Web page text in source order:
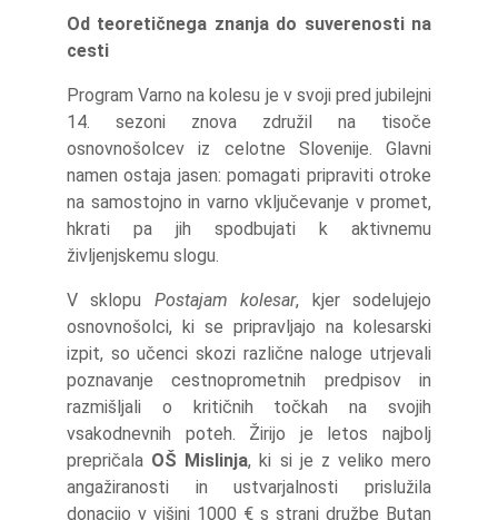
Od teoretičnega znanja do suverenosti na
cesti
Program Varno na kolesu je v svoji pred jubilejni
14. sezoni znova združil na tisoče
osnovnošolcev iz celotne Slovenije. Glavni
namen ostaja jasen: pomagati pripraviti otroke
na samostojno in varno vključevanje v promet,
hkrati pa jih spodbujati k aktivnemu
življenjskemu slogu.
V sklopu Postajam kolesar, kjer sodelujejo
osnovnošolci, ki se pripravljajo na kolesarski
izpit, so učenci skozi različne naloge utrjevali
poznavanje cestnoprometnih predpisov in
razmišljali o kritičnih točkah na svojih
vsakodnevnih poteh. Žirijo je letos najbolj
prepričala OŠ Mislinja, ki si je z veliko mero
angažiranosti in ustvarjalnosti prislužila
donacijo v višini 1000 € s strani družbe Butan